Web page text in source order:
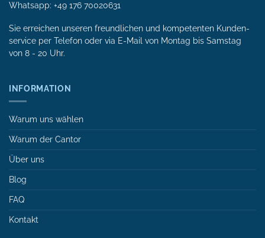
Whatsapp: +49 176 70020631
Sie erreichen unseren freundlichen und kompetenten Kunden­
service per Tele­fon oder via E-Mail von Mon­tag bis Samstag
von 8 - 20 Uhr.
INFORMATION
Warum uns wählen
Warum der Cantor
Über uns
Blog
FAQ
Kontakt